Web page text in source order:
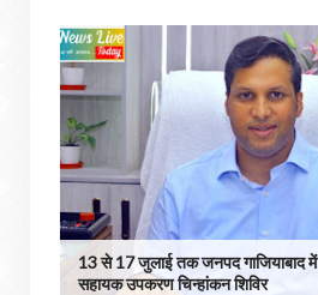
13 से 17 जुलाई तक जनपद गाजियाबाद में
सहायक उपकरण चिन्हांकन शिविर